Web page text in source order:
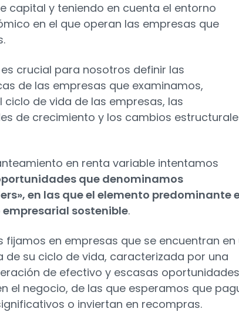
capital y teniendo en cuenta el entorno
en el que operan las empresas que
crucial para nosotros definir las
de las empresas que examinamos,
ciclo de vida de las empresas, las
de crecimiento y los cambios
en renta variable intentamos
que denominamos
en las que el elemento predominante
sostenible.
fijamos en empresas que se encuentran en
de su ciclo de vida, caracterizada por una
de efectivo y escasas
el negocio, de las que esperamos que
o inviertan en recompras.